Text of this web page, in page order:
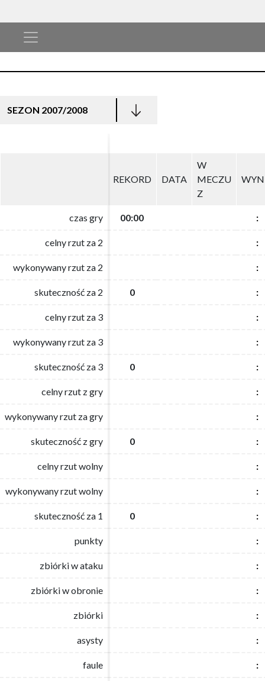
SEZON 2007/2008
REKORD DATA
W
MECZU
Z
czas gry 00:00 :
celny rzut za 2 :
wykonywany rzut za 2 :
skuteczność za 2 0 :
celny rzut za 3 :
wykonywany rzut za 3 :
skuteczność za 3 0 :
celny rzut z gry :
wykonywany rzut za gry :
skuteczność z gry 0 :
celny rzut wolny :
wykonywany rzut wolny :
skuteczność za 1 0 :
punkty :
zbiórki w ataku :
zbiórki w obronie :
zbiórki :
asysty :
faule :
REKORD DATA
W
MECZU
Z
czas gry 00:00 :
celny rzut za 2 :
wykonywany rzut za 2 :
skuteczność za 2 0 :
celny rzut za 3 :
wykonywany rzut za 3 :
skuteczność za 3 0 :
celny rzut z gry :
wykonywany rzut za gry :
skuteczność z gry 0 :
celny rzut wolny :
wykonywany rzut wolny :
skuteczność za 1 0 :
punkty :
zbiórki w ataku :
zbiórki w obronie :
zbiórki :
asysty :
faule :